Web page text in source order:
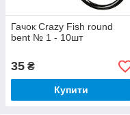
Гачок Crazy Fish round
bent № 1 - 10шт
35 ₴
Купити